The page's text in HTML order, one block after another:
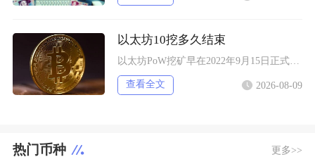
以太坊10挖多久结束
查看全文 2026-08-09
热门币种 更多>>